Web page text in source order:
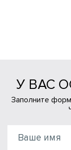
У ВАС
Заполните